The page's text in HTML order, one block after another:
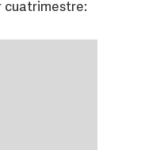
cuatrimestre: